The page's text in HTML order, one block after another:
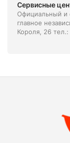
Сервисные
Официальный и
главное
Короля, 26